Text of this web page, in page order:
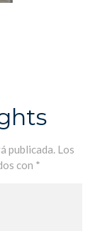
publicada. Los
con *